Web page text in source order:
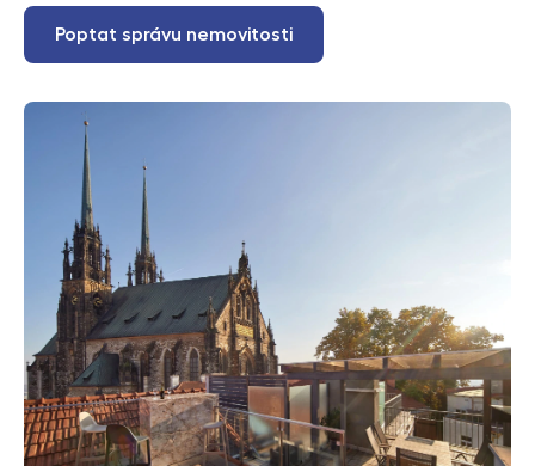
Poptat správu nemovitosti